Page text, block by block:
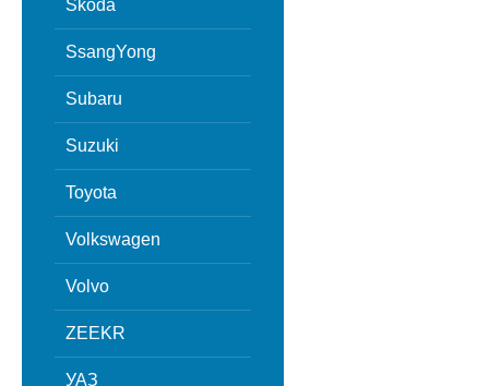
Skoda
SsangYong
Subaru
Suzuki
Toyota
Volkswagen
Volvo
ZEEKR
УАЗ